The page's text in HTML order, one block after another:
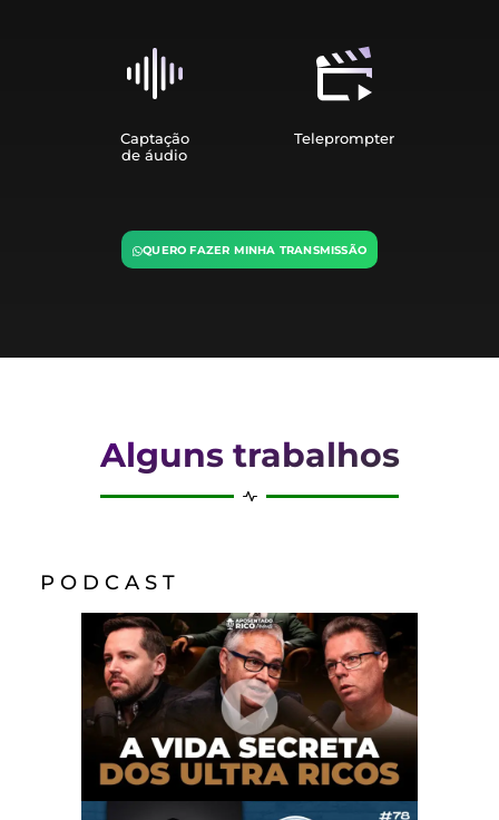
Captação
de áudio
Teleprompter
QUERO FAZER MINHA TRANSMISSÃO
Alguns trabalhos
P O D C A S T